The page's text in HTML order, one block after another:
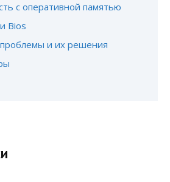
с оперативной памятью
Bios
и их решения